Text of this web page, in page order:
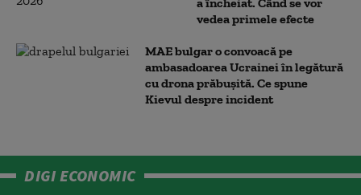
vedea primele efecte
MAE bulgar o convoacă pe
ambasadoarea Ucrainei în legătură
cu drona prăbuşită. Ce spune
Kievul despre incident
DIGI ECONOMIC